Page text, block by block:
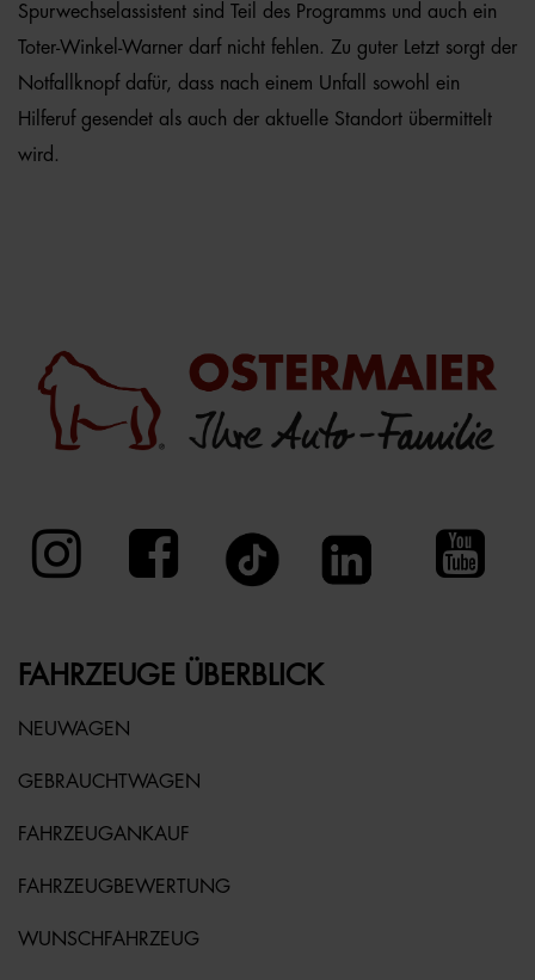
Spurwechselassistent sind Teil des Programms und auch ein
Toter-Winkel-Warner darf nicht fehlen. Zu guter Letzt sorgt der
Notfallknopf dafür, dass nach einem Unfall sowohl ein
Hilferuf gesendet als auch der aktuelle Standort übermittelt
wird.
FAHRZEUGE ÜBERBLICK
NEUWAGEN
GEBRAUCHTWAGEN
FAHRZEUGANKAUF
FAHRZEUGBEWERTUNG
WUNSCHFAHRZEUG